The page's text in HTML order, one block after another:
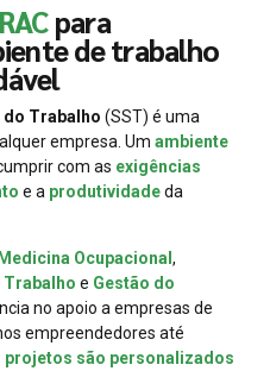
para
de trabalho
do Trabalho (SST) é uma
empresa. Um ambiente
com as exigências
e a produtividadeda
Ocupacional,
Trabalho e Gestão do
no apoio a empresas de
empreendedores até
projetos são personalizados